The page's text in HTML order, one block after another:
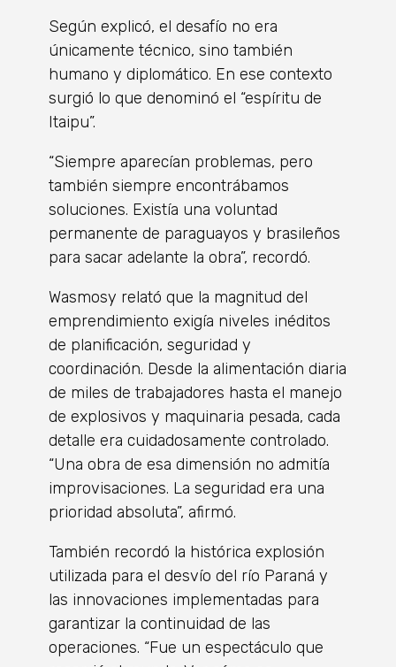
Según explicó, el desafío no era
únicamente técnico, sino también
humano y diplomático. En ese contexto
surgió lo que denominó el “espíritu de
Itaipu”.
“Siempre aparecían problemas, pero
también siempre encontrábamos
soluciones. Existía una voluntad
permanente de paraguayos y brasileños
para sacar adelante la obra”, recordó.
Wasmosy relató que la magnitud del
emprendimiento exigía niveles inéditos
de planificación, seguridad y
coordinación. Desde la alimentación diaria
de miles de trabajadores hasta el manejo
de explosivos y maquinaria pesada, cada
detalle era cuidadosamente controlado.
“Una obra de esa dimensión no admitía
improvisaciones. La seguridad era una
prioridad absoluta”, afirmó.
También recordó la histórica explosión
utilizada para el desvío del río Paraná y
las innovaciones implementadas para
garantizar la continuidad de las
operaciones. “Fue un espectáculo que